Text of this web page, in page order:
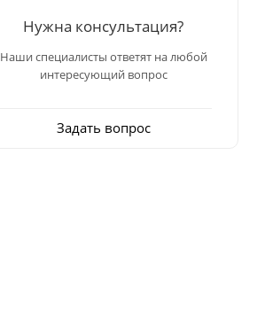
Нужна консультация?
Наши специалисты ответят на любой
интересующий вопрос
Задать вопрос